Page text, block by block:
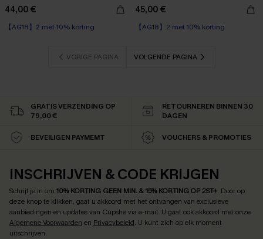
44,00 €
【AG18】2 met 10% korting
45,00 €
【AG18】2 met 10% korting
VORIGE PAGINA VOLGENDE PAGINA
GRATIS VERZENDING OP
79,00 €
RETOURNEREN BINNEN 30
DAGEN
BEVEILIGEN PAYMEMT VOUCHERS & PROMOTIES
INSCHRIJVEN & CODE KRIJGEN
Schrijf je in om 10% KORTING GEEN MIN. & 15% KORTING OP 2ST+. Door op
deze knop te klikken, gaat u akkoord met het ontvangen van exclusieve
aanbiedingen en updates van Cupshe via e-mail. U gaat ook akkoord met onze
Algemene Voorwaarden en Privacybeleid. U kunt zich op elk moment
uitschrijven.